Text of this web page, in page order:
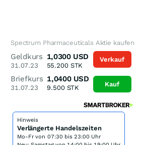
Spectrum Pharmaceuticals Aktie kaufen
Geldkurs
31.07.23
1,0300 USD
55.200STK
Briefkurs
31.07.23
1,0400 USD
9.500STK
Verkauf
Kauf
Hinweis
Verlängerte Handelszeiten
Mo-Fr von 07:30 bis 23:00 Uhr